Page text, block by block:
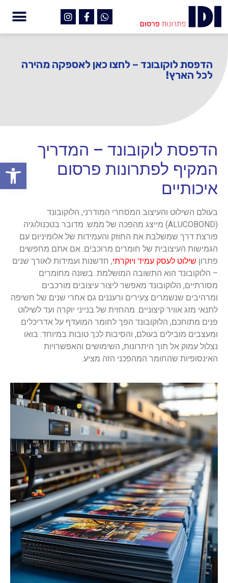
הדפסת לוקובונד – לחצו כאן לאספקה מהירה
לכל הארץ!
הדפסת לוקובונד – המדריך
המקיף לפתרונות פרסום
איכותיים
בעולם השילוט והעיצוב המסחרי המודרני, הלוקובונד
(ALUCOBOND) מייצג מהפכה של ממש. מדובר בטכנולוגיה
פורצת דרך שמשלבת את החוזק והעמידות של אלומיניום עם
הגמישות העיצובית של חומרים מרוכבים. אם אתם מחפשים
פתרון שילוט לעסק עמיד ויוקרתי, חדשנות ועמידות לאורך שנים
– הלוקובונד הוא התשובה המושלמת. בשונה מחומרים
מסורתיים, הלוקובונד מאפשר ליצור עיצובים מורכבים
ומרהיבים שנשמרים צעירים ורעננים גם אחרי שנים של חשיפה
לתנאי מזג אוויר קיצוניים. מהחזית של בנייני יוקרה ועד לשילוט
פנים מתוחכם, הלוקובונד הפך לחומר המועדף על אדריכלים
ומעצבים מובילים בעולם, והסיבות לכך טובות במיוחד. בואו
נצלול עמוק אל תוך היתרונות, השימושים והאפשרויות
האינסופיות שהחומר המהפכני הזה מציע.